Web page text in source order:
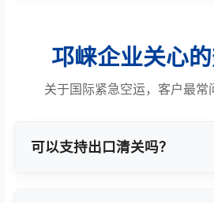
邛崃企业关心
关于国际紧急空运，客户最常
可以支持出口清关吗？